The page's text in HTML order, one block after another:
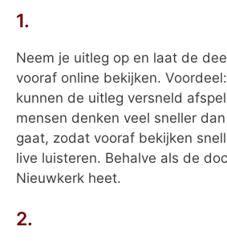
1.
Neem je uitleg op en laat de
vooraf online bekijken.
kunnen de uitleg versneld
mensen denken veel sneller
gaat, zodat vooraf bekijken
live luisteren. Behalve als de
Nieuwkerk heet.
2.